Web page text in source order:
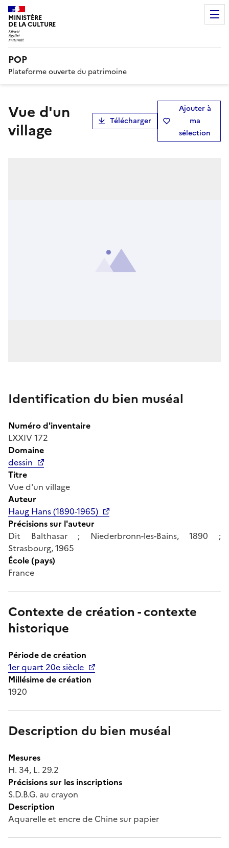
MINISTÈRE
DE LA CULTURE
POP
Plateforme ouverte du patrimoine
Vue d'un
village
Télécharger
Ajouter à
ma
sélection
Identification du bien muséal
Numéro d'inventaire
LXXIV 172
Domaine
dessin
Titre
Vue d'un village
Auteur
Haug Hans (1890-1965)
Précisions sur l'auteur
Dit Balthasar ; Niederbronn-les-Bains, 1890 ;
Strasbourg, 1965
École (pays)
France
Contexte de création - contexte
historique
Période de création
1er quart 20e siècle
Millésime de création
1920
Description du bien muséal
Mesures
H. 34, L. 29.2
Précisions sur les inscriptions
S.D.B.G. au crayon
Description
Aquarelle et encre de Chine sur papier